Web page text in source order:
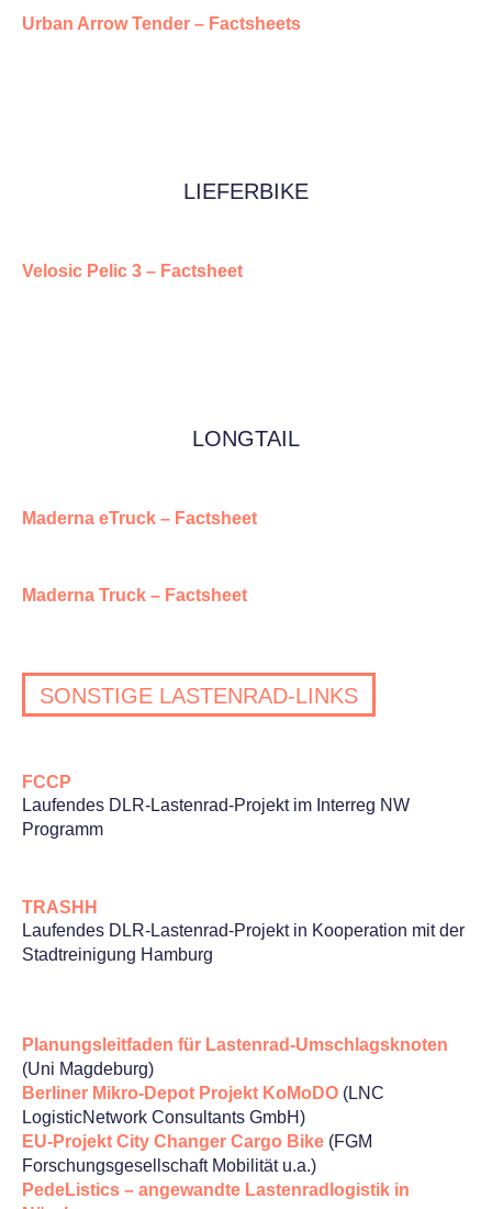
Urban Arrow Tender – Factsheets
LIEFERBIKE
Velosic Pelic 3 – Factsheet
LONGTAIL
Maderna eTruck – Factsheet
Maderna Truck – Factsheet
SONSTIGE LASTENRAD-LINKS
FCCP
Laufendes DLR-Lastenrad-Projekt im Interreg NW
Programm
TRASHH
Laufendes DLR-Lastenrad-Projekt in Kooperation mit der
Stadtreinigung Hamburg
Planungsleitfaden für Lastenrad-Umschlagsknoten
(Uni Magdeburg)
Berliner Mikro-Depot Projekt KoMoDO (LNC
LogisticNetwork Consultants GmbH)
EU-Projekt City Changer Cargo Bike (FGM
Forschungsgesellschaft Mobilität u.a.)
PedeListics – angewandte Lastenradlogistik in